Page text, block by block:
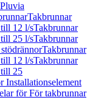
Takbrunnar
12 l/sTakbrunnar
25 l/sTakbrunnar
Takbrunnar
12 l/sTakbrunnar
till 25
Installationselement
för För takbrunnar